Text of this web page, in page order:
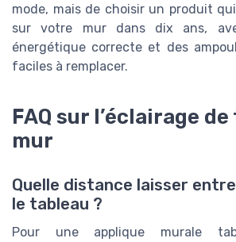
mode, mais de choisir un produit
sur votre mur dans dix ans,
énergétique correcte et des
faciles à remplacer.
FAQ sur l’éclairage
mur
Quelle distance laisser entre
le tableau ?
Pour une applique murale